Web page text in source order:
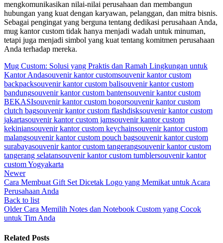
mengkomunikasikan nilai-nilai perusahaan dan membangun
hubungan yang kuat dengan karyawan, pelanggan, dan mitra bisnis.
Sebagai pengingat yang berguna tentang dedikasi perusahaan Anda,
mug kantor custom tidak hanya menjadi wadah untuk minuman,
tetapi juga menjadi simbol yang kuat tentang komitmen perusahaan
Anda terhadap mereka.
Mug Custom: Solusi yang Praktis dan Ramah Lingkungan untuk
Kantor Andasouvenir kantor customsouvenir kantor custom
backpacksouvenir kantor custom balisouvenir kantor custom
bandungsouvenir kantor custom bantensouvenir kantor custom
BEKASIsouvenir kantor custom bogorsouvenir kantor custom
clutch bagsouvenir kantor custom flashdisksouvenir kantor custom
jakartasouvenir kantor custom jamsouvenir kantor custom
kekiniansouvenir kantor custom keychainsouvenir kantor custom
malangsouvenir kantor custom pouch bagsouvenir kantor custom
surabayasouvenir kantor custom tangerangsouvenir kantor custom
tangerang selatansouvenir kantor custom tumblersouvenir kantor
custom Yogyakarta
Newer
Cara Membuat Gift Set Dicetak Logo yang Memikat untuk Acara
Perusahaan Anda
Back to list
Older Cara Memilih Notes dan Notebook Custom yang Cocok
untuk Tim Anda
Related Posts